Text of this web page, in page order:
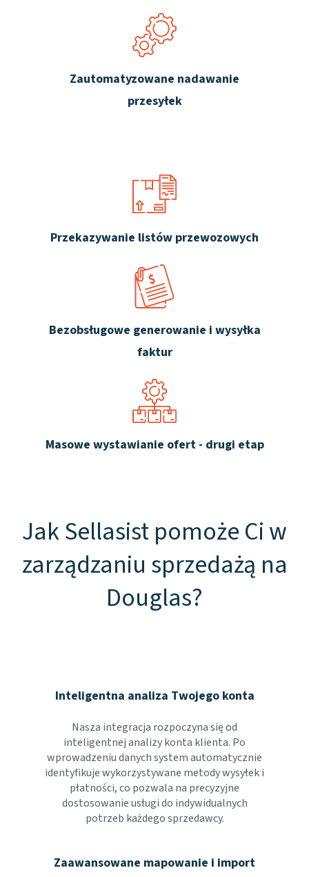
Zautomatyzowane nadawanie
przesyłek
Przekazywanie listów przewozowych
Bezobsługowe generowanie i wysyłka
faktur
Masowe wystawianie ofert - drugi etap
Jak Sellasist pomoże Ci w
zarządzaniu sprzedażą na
Douglas?
Inteligentna analiza Twojego konta
Nasza integracja rozpoczyna się od
inteligentnej analizy konta klienta. Po
wprowadzeniu danych system automatycznie
identyfikuje wykorzystywane metody wysyłek i
płatności, co pozwala na precyzyjne
dostosowanie usługi do indywidualnych
potrzeb każdego sprzedawcy.
Zaawansowane mapowanie i import